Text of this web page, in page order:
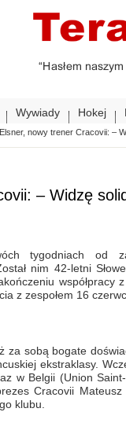
Wywiady Hokej
nowy trener Cracovii: –
– Widzę
tygodniach od
nim 42-letni
współpracy
z zespołem 16
za sobą bogate
ekstraklasy.
w Belgii (Union
Cracovii
klubu.